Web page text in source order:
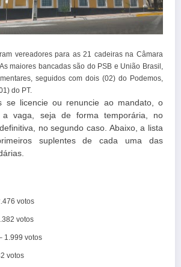
vereadores para as 21 cadeiras na Câmara
maiores bancadas são do PSB e União Brasil,
seguidos com dois (02) do Podemos,
do PT.
se licencie ou renuncie ao mandato, o
a vaga, seja de forma temporária, no
no segundo caso. Abaixo, a lista
suplentes de cada uma das
votos
votos
1.999 votos
votos